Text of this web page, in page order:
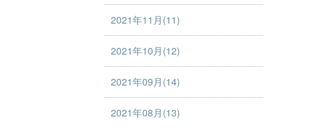
2021年11月(11)
2021年10月(12)
2021年09月(14)
2021年08月(13)